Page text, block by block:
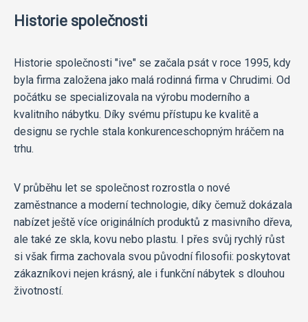
Historie společnosti
Historie společnosti "ive" se začala psát v roce 1995, kdy
byla firma založena jako malá rodinná firma v Chrudimi. Od
počátku se specializovala na výrobu moderního a
kvalitního nábytku. Díky svému přístupu ke kvalitě a
designu se rychle stala konkurenceschopným hráčem na
trhu.
V průběhu let se společnost rozrostla o nové
zaměstnance a moderní technologie, díky čemuž dokázala
nabízet ještě více originálních produktů z masivního dřeva,
ale také ze skla, kovu nebo plastu. I přes svůj rychlý růst
si však firma zachovala svou původní filosofii: poskytovat
zákazníkovi nejen krásný, ale i funkční nábytek s dlouhou
životností.